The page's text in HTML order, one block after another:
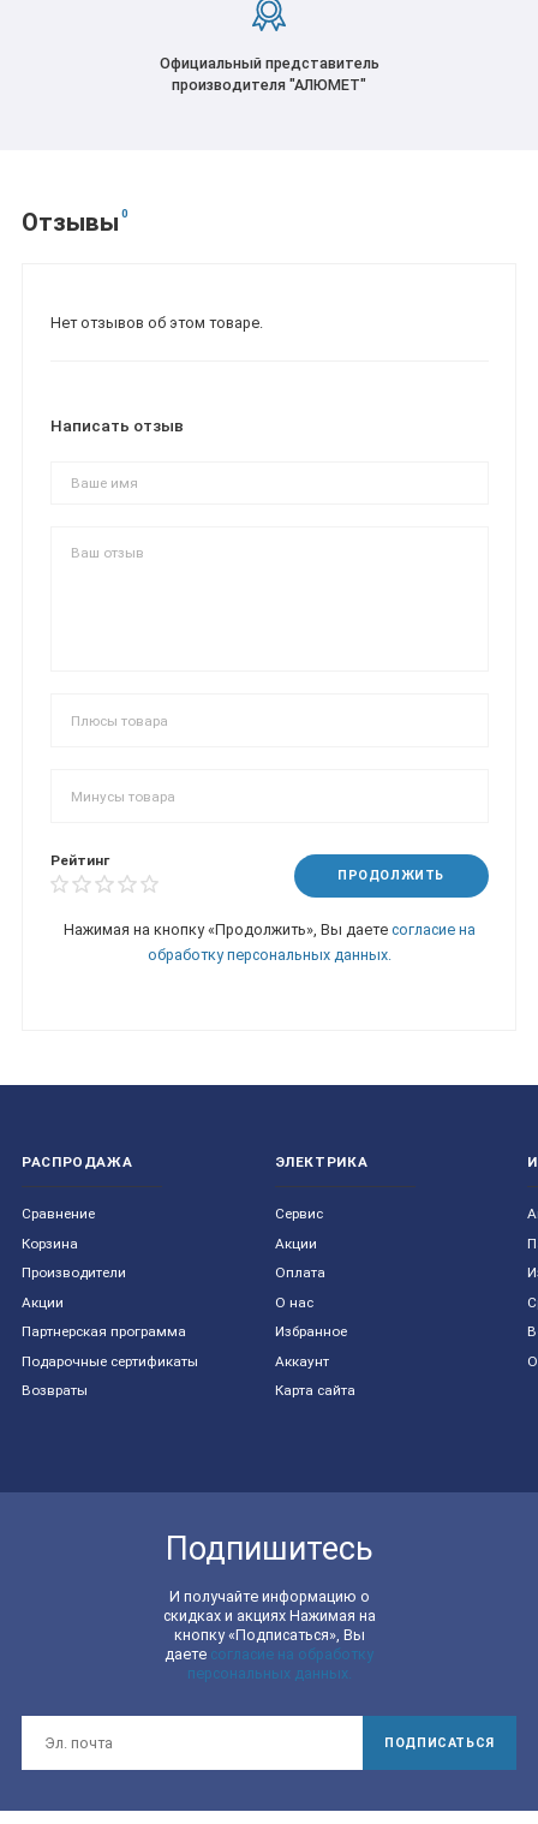
Официальный представитель
производителя "АЛЮМЕТ"
Отзывы 0
Нет отзывов об этом товаре.
Написать отзыв
Рейтинг
ПРОДОЛЖИТЬ
Нажимая на кнопку «Продолжить», Вы даете согласие на
обработку персональных данных.
РАСПРОДАЖА
Сравнение
Корзина
Производители
Акции
Партнерская программа
Подарочные сертификаты
Возвраты
ЭЛЕКТРИКА
Сервис
Акции
Оплата
О нас
Избранное
Аккаунт
Карта сайта
Подпишитесь
И получайте информацию о
скидках и акциях Нажимая на
кнопку «Подписаться», Вы
даете согласие на обработку
персональных данных.
ПОДПИСАТЬСЯ